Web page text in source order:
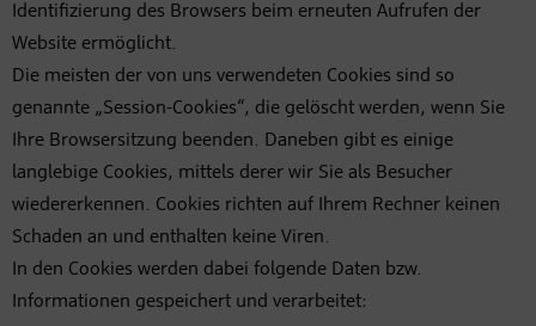
Identifizierung des Browsers beim erneuten Aufrufen der
Website ermöglicht.
Die meisten der von uns verwendeten Cookies sind so
genannte „Session-Cookies“, die gelöscht werden, wenn Sie
Ihre Browsersitzung beenden. Daneben gibt es einige
langlebige Cookies, mittels derer wir Sie als Besucher
wiedererkennen. Cookies richten auf Ihrem Rechner keinen
Schaden an und enthalten keine Viren.
In den Cookies werden dabei folgende Daten bzw.
Informationen gespeichert und verarbeitet: